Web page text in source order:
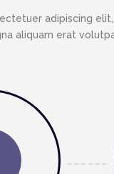
adipiscing
aliquam erat